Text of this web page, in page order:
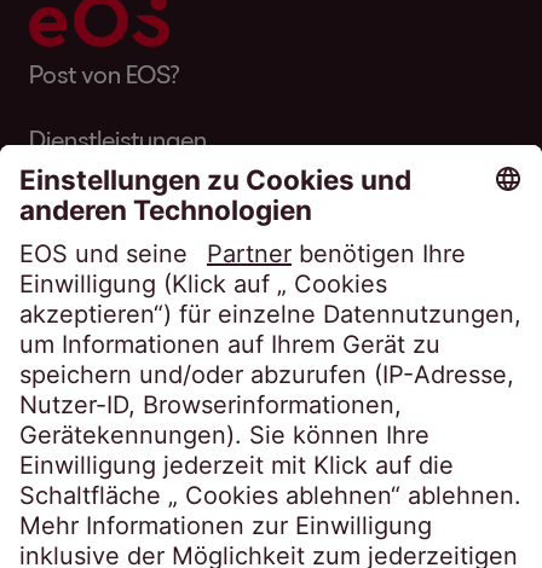
Post von EOS?
Dienstleistungen
Über EOS
Karriere
Folgen Sie uns auf